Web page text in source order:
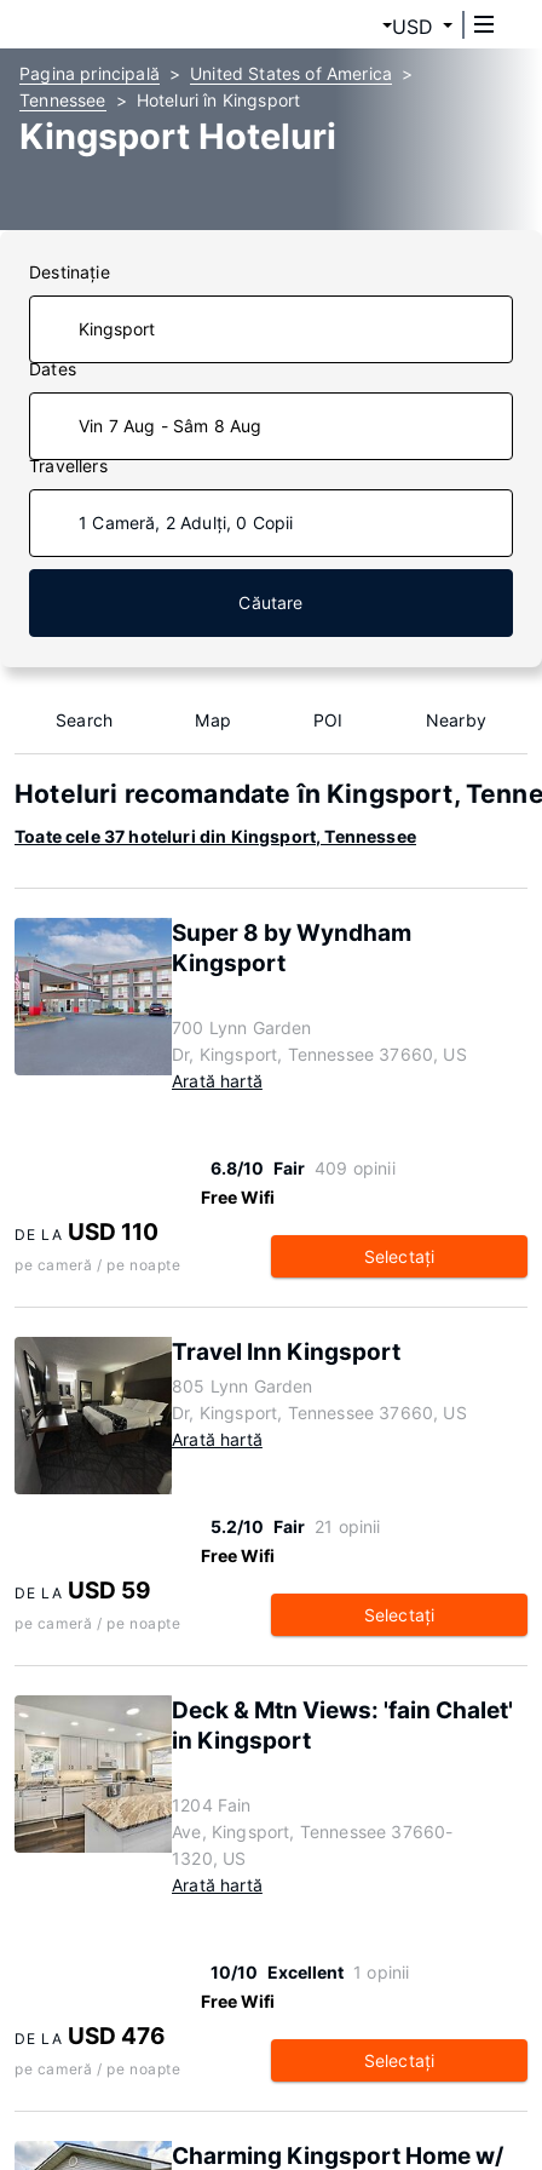
USD
Pagina principală
United States of America
Tennessee
Hoteluri în Kingsport
Kingsport Hoteluri
Destinaţie
Dates
Vin 7 Aug - Sâm 8 Aug
Travellers
1 Cameră, 2 Adulți, 0 Copii
Căutare
Search Map POI Nearby
Hoteluri recomandate în Kingsport,
Toate cele 37 hoteluri din Kingsport, Tennessee
Super 8 by Wyndham
Kingsport
700 Lynn Garden
Dr, Kingsport, Tennessee 37660, US
Arată hartă
6.8/10 Fair 409 opinii
Free Wifi
DE LA USD 110
pe cameră / pe noapte Selectaţi
Travel Inn Kingsport
805 Lynn Garden
Dr, Kingsport, Tennessee 37660, US
Arată hartă
5.2/10 Fair 21 opinii
Free Wifi
DE LA USD 59
pe cameră / pe noapte Selectaţi
Deck & Mtn Views: 'fain Chalet'
in Kingsport
1204 Fain
Ave, Kingsport, Tennessee 37660-
1320, US
Arată hartă
10/10 Excellent 1 opinii
Free Wifi
DE LA USD 476
pe cameră / pe noapte Selectaţi
Charming Kingsport Home w/